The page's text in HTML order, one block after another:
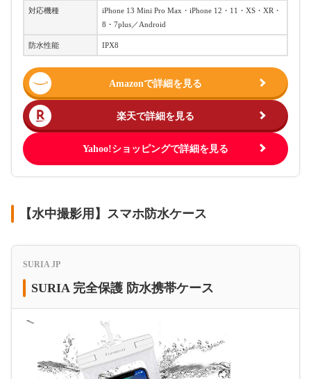
対応機種
‎iPhone 13 Mini Pro Max・iPhone 12・11・XS・XR・
8・7plus／Android
防水性能 IPX8
Amazonで詳細を見る
楽天で詳細を見る
Yahoo!ショッピングで詳細を見る
【水中撮影用】スマホ防水ケース
SURIA JP
SURIA 完全保護 防水携帯ケース
＜